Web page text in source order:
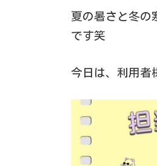
夏の暑さと冬の
です笑
今日は、利用者